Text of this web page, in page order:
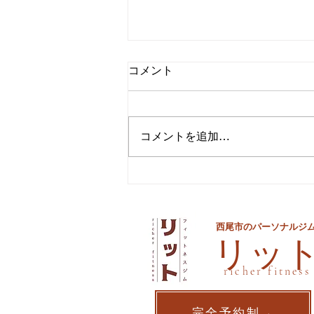
コメント
コメントを追加…
​リット
西尾市のパーソナルジ
richer fitness